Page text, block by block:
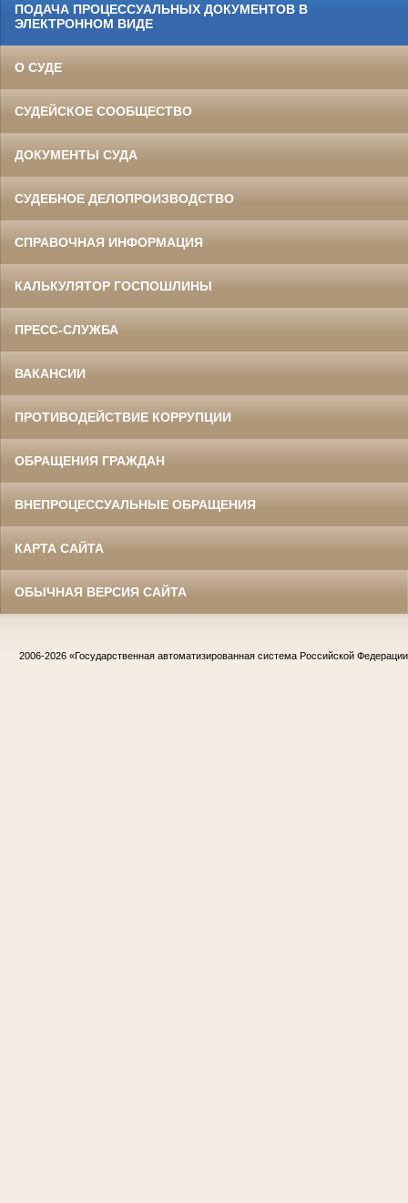
ПОДАЧА ПРОЦЕССУАЛЬНЫХ ДОКУМЕНТОВ В
ЭЛЕКТРОННОМ ВИДЕ
О СУДЕ
СУДЕЙСКОЕ СООБЩЕСТВО
ДОКУМЕНТЫ СУДА
СУДЕБНОЕ ДЕЛОПРОИЗВОДСТВО
СПРАВОЧНАЯ ИНФОРМАЦИЯ
КАЛЬКУЛЯТОР ГОСПОШЛИНЫ
ПРЕСС-СЛУЖБА
ВАКАНСИИ
ПРОТИВОДЕЙСТВИЕ КОРРУПЦИИ
ОБРАЩЕНИЯ ГРАЖДАН
ВНЕПРОЦЕССУАЛЬНЫЕ ОБРАЩЕНИЯ
КАРТА САЙТА
ОБЫЧНАЯ ВЕРСИЯ САЙТА
2006-2026 «Государственная автоматизированная система Российской